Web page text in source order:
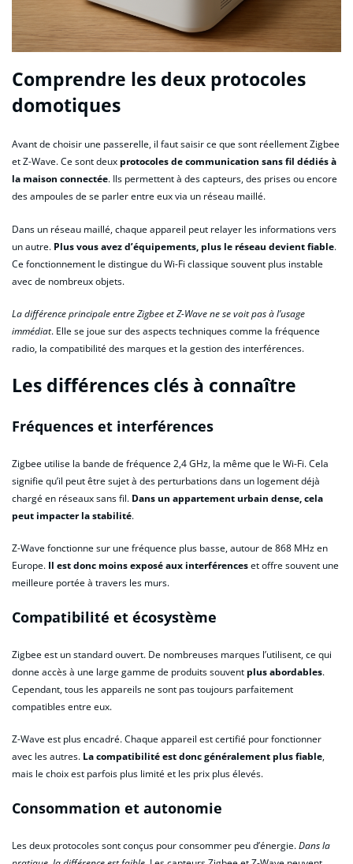
Comprendre les deux protocoles
domotiques
Avant de choisir une passerelle, il faut saisir ce que sont réellement Zigbee
et Z-Wave. Ce sont deux protocoles de communication sans fil dédiés à
la maison connectée. Ils permettent à des capteurs, des prises ou encore
des ampoules de se parler entre eux via un réseau maillé.
Dans un réseau maillé, chaque appareil peut relayer les informations vers
un autre. Plus vous avez d’équipements, plus le réseau devient fiable.
Ce fonctionnement le distingue du Wi-Fi classique souvent plus instable
avec de nombreux objets.
La différence principale entre Zigbee et Z-Wave ne se voit pas à l’usage
immédiat. Elle se joue sur des aspects techniques comme la fréquence
radio, la compatibilité des marques et la gestion des interférences.
Les différences clés à connaître
Fréquences et interférences
Zigbee utilise la bande de fréquence 2,4 GHz, la même que le Wi-Fi. Cela
signifie qu’il peut être sujet à des perturbations dans un logement déjà
chargé en réseaux sans fil. Dans un appartement urbain dense, cela
peut impacter la stabilité.
Z-Wave fonctionne sur une fréquence plus basse, autour de 868 MHz en
Europe. Il est donc moins exposé aux interférenceset offre souvent une
meilleure portée à travers les murs.
Compatibilité et écosystème
Zigbee est un standard ouvert. De nombreuses marques l’utilisent, ce qui
donne accès à une large gamme de produits souvent plus abordables.
Cependant, tous les appareils ne sont pas toujours parfaitement
compatibles entre eux.
Z-Wave est plus encadré. Chaque appareil est certifié pour fonctionner
avec les autres. La compatibilité est donc généralement plus fiable,
mais le choix est parfois plus limité et les prix plus élevés.
Consommation et autonomie
Les deux protocoles sont conçus pour consommer peu d’énergie.Dans la